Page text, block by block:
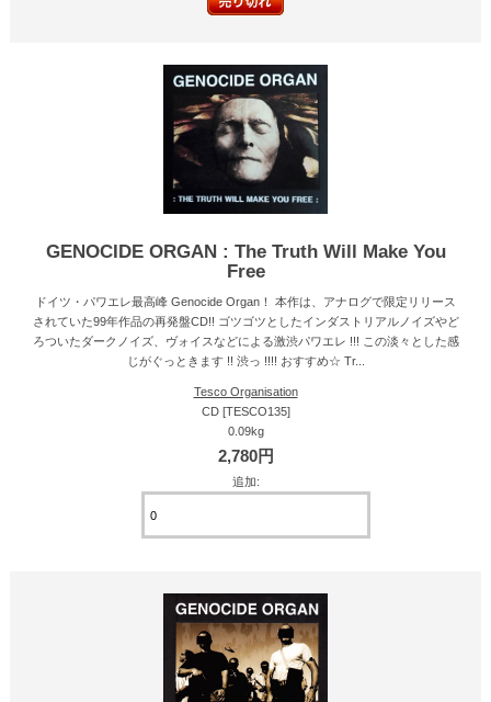
GENOCIDE ORGAN : The Truth Will Make You
Free
ドイツ・パワエレ最高峰 Genocide Organ！ 本作は、アナログで限定リリース
されていた99年作品の再発盤CD!! ゴツゴツとしたインダストリアルノイズやど
ろついたダークノイズ、ヴォイスなどによる激渋パワエレ !!! この淡々とした感
じがぐっときます !! 渋っ !!!! おすすめ☆ Tr...
Tesco Organisation
CD [TESCO135]
0.09kg
2,780円
追加: